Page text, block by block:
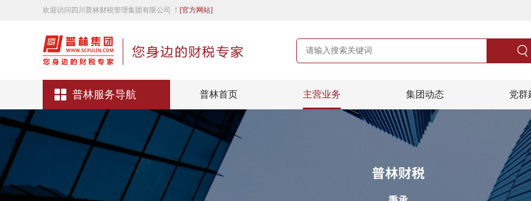
欢迎访问四川普林财税管理集团有限公司 ！ [官方网站]
普林服务导航 普林首页 主营业务 集团动态 党群